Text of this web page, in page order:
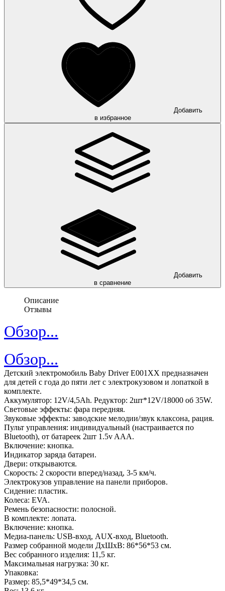
Добавить
в избранное
Добавить
в сравнение
Описание
Отзывы
Обзор...
Обзор...
Детский электромобиль Baby Driver E001XX предназначен
для детей с года до пяти лет с электрокузовом и лопаткой в
комплекте.
Аккумулятор: 12V/4,5Ah. Редуктор: 2шт*12V/18000 об 35W.
Световые эффекты: фара передняя.
Звуковые эффекты: заводские мелодии/звук клаксона, рация.
Пульт управления: индивидуальный (настраивается по
Bluetooth), от батареек 2шт 1.5v AAА.
Включение: кнопка.
Индикатор заряда батареи.
Двери: открываются.
Скорость: 2 скорости вперед/назад, 3-5 км/ч.
Электрокузов управление на панели приборов.
Сидение: пластик.
Колеса: EVA.
Ремень безопасности: полосной.
В комплекте: лопата.
Включение: кнопка.
Медиа-панель: USB-вход, AUX-вход, Bluetooth.
Размер собранной модели ДхШхВ: 86*56*53 см.
Вес собранного изделия: 11,5 кг.
Максимальная нагрузка: 30 кг.
Упаковка:
Размер: 85,5*49*34,5 см.